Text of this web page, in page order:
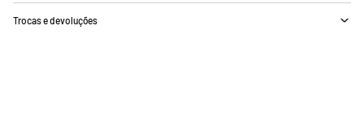
Trocas e devoluções